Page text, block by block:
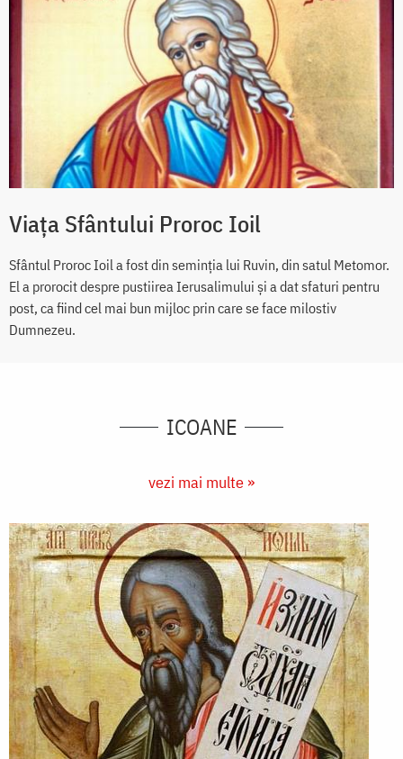
Viața Sfântului Proroc Ioil
Sfântul Proroc Ioil a fost din seminția lui Ruvin, din satul Metomor.
El a prorocit despre pustiirea Ierusalimului și a dat sfaturi pentru
post, ca fiind cel mai bun mijloc prin care se face milostiv
Dumnezeu.
ICOANE
vezi mai multe »